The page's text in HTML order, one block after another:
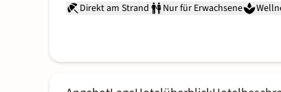
Direkt am Strand Nur für Erwachsene